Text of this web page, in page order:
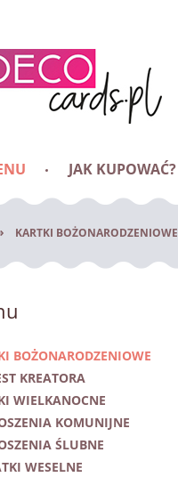
JAK KUPOWAĆ?
KARTKI BOŻONARODZENIOWE
BOŻONARODZENIOWE
KREATORA
WIELKANOCNE
KOMUNIJNE
ŚLUBNE
WESELNE